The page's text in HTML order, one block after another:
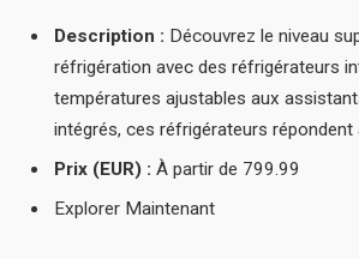
Description : Découvrez le niveau
réfrigération avec des réfrigérateurs
températures ajustables aux
intégrés, ces réfrigérateurs
Prix (EUR) : À partir de 799.99
Explorer Maintenant